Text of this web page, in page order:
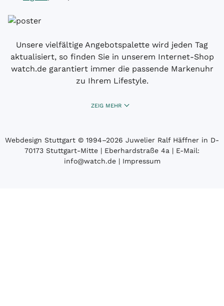
Unsere vielfältige Angebotspalette wird jeden Tag
aktualisiert, so finden Sie in unserem Internet-Shop
watch.de garantiert immer die passende Markenuhr
zu Ihrem Lifestyle.
ZEIG MEHR
Webdesign Stuttgart © 1994­–2026 Juwelier Ralf Häffner in D-
70173 Stuttgart-Mitte | Eberhardstraße 4a | E-Mail:
info@watch.de|Impressum